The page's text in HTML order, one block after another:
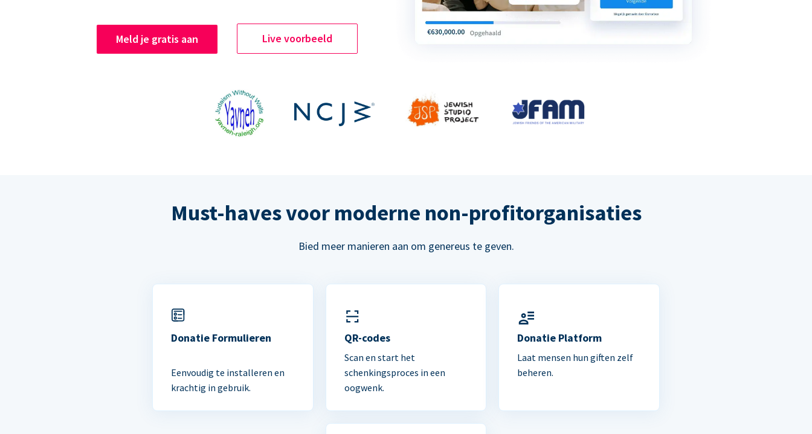
Meld je gratis aan Live voorbeeld
Must-haves voor moderne non-profitorganisaties
Bied meer manieren aan om genereus te geven.
Donatie Formulieren
Eenvoudig te installeren en
krachtig in gebruik.
QR-codes
Scan en start het
schenkingsproces in een
oogwenk.
Donatie Platform
Laat mensen hun giften zelf
beheren.